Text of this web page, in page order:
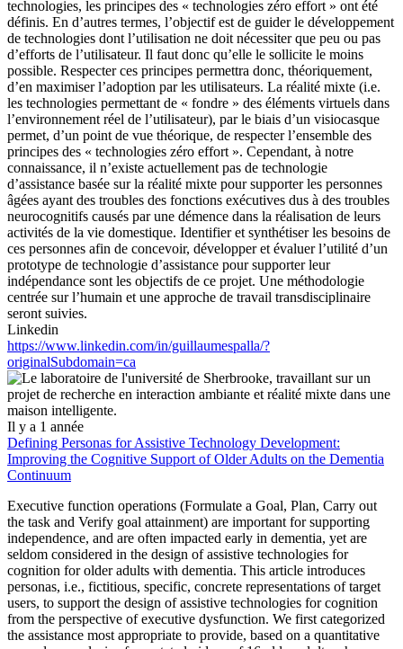
technologies, les principes des « technologies zéro effort » ont été
définis. En d’autres termes, l’objectif est de guider le développement
de technologies dont l’utilisation ne doit nécessiter que peu ou pas
d’efforts de l’utilisateur. Il faut donc qu’elle le sollicite le moins
possible. Respecter ces principes permettra donc, théoriquement,
d’en maximiser l’adoption par les utilisateurs. La réalité mixte (i.e.
les technologies permettant de « fondre » des éléments virtuels dans
l’environnement réel de l’utilisateur), par le biais d’un visiocasque
permet, d’un point de vue théorique, de respecter l’ensemble des
principes des « technologies zéro effort ». Cependant, à notre
connaissance, il n’existe actuellement pas de technologie
d’assistance basée sur la réalité mixte pour supporter les personnes
âgées ayant des troubles des fonctions exécutives dus à des troubles
neurocognitifs causés par une démence dans la réalisation de leurs
activités de la vie domestique. Identifier et synthétiser les besoins de
ces personnes afin de concevoir, développer et évaluer l’utilité d’un
prototype de technologie d’assistance pour supporter leur
indépendance sont les objectifs de ce projet. Une méthodologie
centrée sur l’humain et une approche de travail transdisciplinaire
seront suivies.
Linkedin
https://www.linkedin.com/in/guillaumespalla/?
originalSubdomain=ca
Il y a 1 année
Defining Personas for Assistive Technology Development:
Improving the Cognitive Support of Older Adults on the Dementia
Continuum
Executive function operations (Formulate a Goal, Plan, Carry out
the task and Verify goal attainment) are important for supporting
independence, and are often impacted early in dementia, yet are
seldom considered in the design of assistive technologies for
cognition for older adults with dementia. This article introduces
personas, i.e., fictitious, specific, concrete representations of target
users, to support the design of assistive technologies for cognition
from the perspective of executive dysfunction. We first categorized
the assistance most appropriate to provide, based on a quantitative